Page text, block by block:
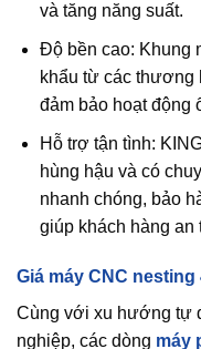
và tăng năng suất.
Độ bền cao: Khung
khẩu từ các thương
đảm bảo hoạt động
Hỗ trợ tận tình:
hùng hậu và có
nhanh chóng, bảo
giúp khách hàng an
Giá máy CNC
Cùng với xu hướng tự
nghiệp, các dòng máy